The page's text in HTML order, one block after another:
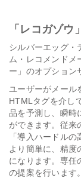
「レコガゾウ
シルバーエッグ・
ム・レコメンド
ー」のオプション
ユーザーがメール
HTMLタグを介し
品を予測し、瞬時
ができます。従来
「導入ハードル
より簡単に、精度
になります。専任
の提案を行います。